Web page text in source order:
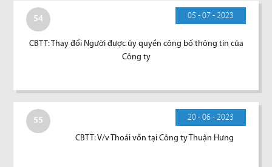
54 05 - 07 - 2023
CBTT: Thay đổi Người được ủy quyền công bố thông tin của
Công ty
55 20 - 06 - 2023
CBTT: V/v Thoái vốn tại Công ty Thuận Hưng